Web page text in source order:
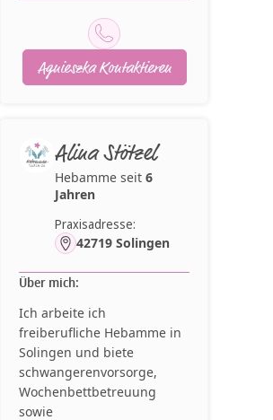
Agnieszka Kontaktieren
Alina Stötzel
Hebamme seit 6
Jahren
Praxisadresse:
42719 Solingen
Über mich:
Ich arbeite ich
freiberufliche Hebamme in
Solingen und biete
schwangerenvorsorge,
Wochenbettbetreuung
sowie